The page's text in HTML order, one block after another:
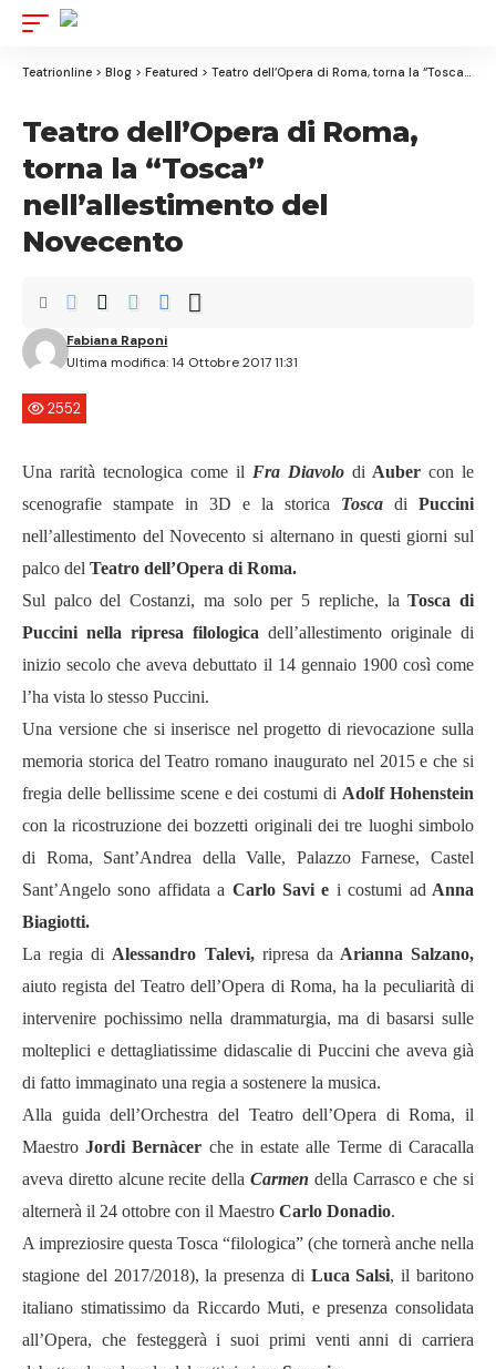
Resizer
Teatrionline > Blog > Featured > Teatro dell’Opera di Roma, torna la “Tosca” nell’allestimento del Novecento
Teatro dell’Opera di Roma,
torna la “Tosca”
nell’allestimento del
Novecento
Ultima modifica: 14 Ottobre 2017 11:31
Fabiana Raponi
2552
Una rarità tecnologica come il Fra Diavolo di Auber con le
scenografie stampate in 3D e la storica Tosca di Puccini
nell’allestimento del Novecento si alternano in questi giorni sul
palco del Teatro dell’Opera di Roma.
Sul palco del Costanzi, ma solo per 5 repliche, laTosca di
Puccini nella ripresa filologica dell’allestimento originale di
inizio secolo che aveva debuttato il 14 gennaio 1900 così come
l’ha vista lo stesso Puccini.
Una versione che si inserisce nel progetto di rievocazione sulla
memoria storica del Teatro romano inaugurato nel 2015 e che si
fregia delle bellissime scene e dei costumi di Adolf Hohenstein
con la ricostruzione dei bozzetti originali dei tre luoghi simbolo
di Roma, Sant’Andrea della Valle, Palazzo Farnese, Castel
Sant’Angelo sono affidata a Carlo Savi e i costumi ad Anna
Biagiotti.
La regia di Alessandro Talevi, ripresa da Arianna Salzano,
aiuto regista del Teatro dell’Opera di Roma, ha la peculiarità di
intervenire pochissimo nella drammaturgia, ma di basarsi sulle
molteplici e dettagliatissime didascalie di Puccini che aveva già
di fatto immaginato una regia a sostenere la musica.
Alla guida dell’Orchestra del Teatro dell’Opera di Roma, il
MaestroJordi Bernàcer che in estate alle Terme di Caracalla
aveva diretto alcune recite della Carmen della Carrasco e che si
alternerà il 24 ottobre con il Maestro Carlo Donadio.
A impreziosire questa Tosca “filologica” (che tornerà anche nella
stagione del 2017/2018), la presenza di Luca Salsi, il baritono
italiano stimatissimo da Riccardo Muti, e presenza consolidata
all’Opera, che festeggerà i suoi primi venti anni di carriera